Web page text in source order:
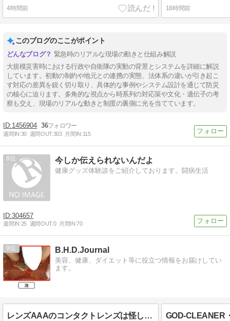
4時間前 18時間前
このブログのここがポイント
緊急時のリアルな現場の動きと仕組み解説
大規模災害時における行政や自衛隊の実動の背景とシステムを詳細に解説
しています。初動の制約や地元との連携の実態、法体系の違いが引き起こ
す対応の差異を鋭く切り取り、具体的な事例やシステム設計を通じて防災
の核心に迫ります。多角的な視点から時系列の対応策や文化・遺伝子の考
察も交え、現場のリアルな動きと制度の裏側に光を当てています。
1456904 36
週間IN:30 週間OUT:303 月間IN:115
8 今しか伝えられないんだよ
健康グッズ体験談をご紹介しております。闘病生活
304657
週間IN:25 週間OUT:0 月間IN:70
9 B.H.D.Journal
美容、健康、ダイエット等に役立つ情報をお届けしてい
ます。
レンズAAAのコンタクトレンズは怪しい？口コミや評判は？おすすめ？